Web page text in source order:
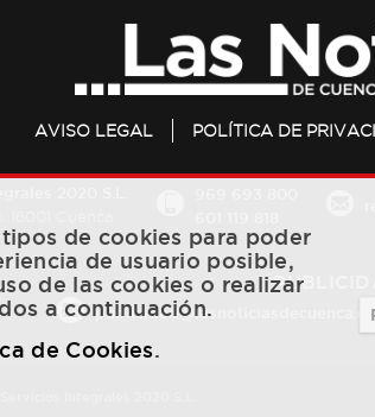
AVISO LEGAL POLÍTICA DE
publicidad@lasnoticiasdecuenca.es
de cookies para poder
de usuario posible,
de las cookies o realizar
a continuación.
de Cookies.